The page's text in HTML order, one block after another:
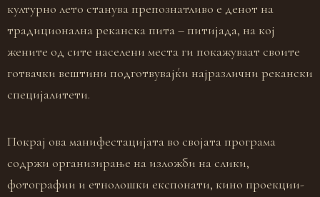
културно лето станува препознатливо е денот на
традиционална реканска пита – питијада, на кој
жените од сите населени места ги покажуваат своите
готвачки вештини подготвувајќи најразлични рекански
специјалитети.
Покрај ова манифестацијата во својата програма
содржи организирање на изложби на слики,
фотографии и етнолошки експонати, кино проекции-